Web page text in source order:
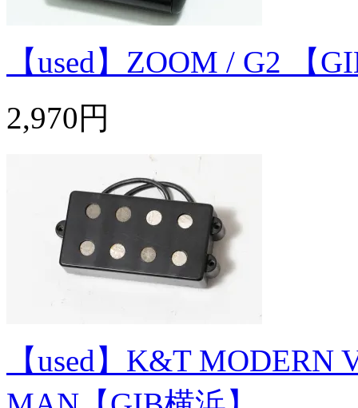
【used】ZOOM / G2 【
2,970円
【used】K&T